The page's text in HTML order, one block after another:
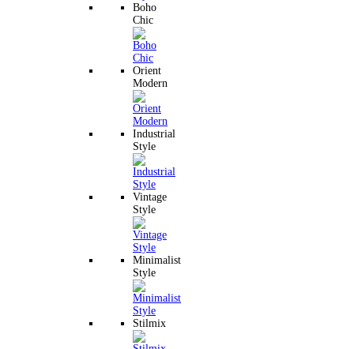
Boho
Chic
Orient
Modern
Industrial
Style
Vintage
Style
Minimalist
Style
Stilmix